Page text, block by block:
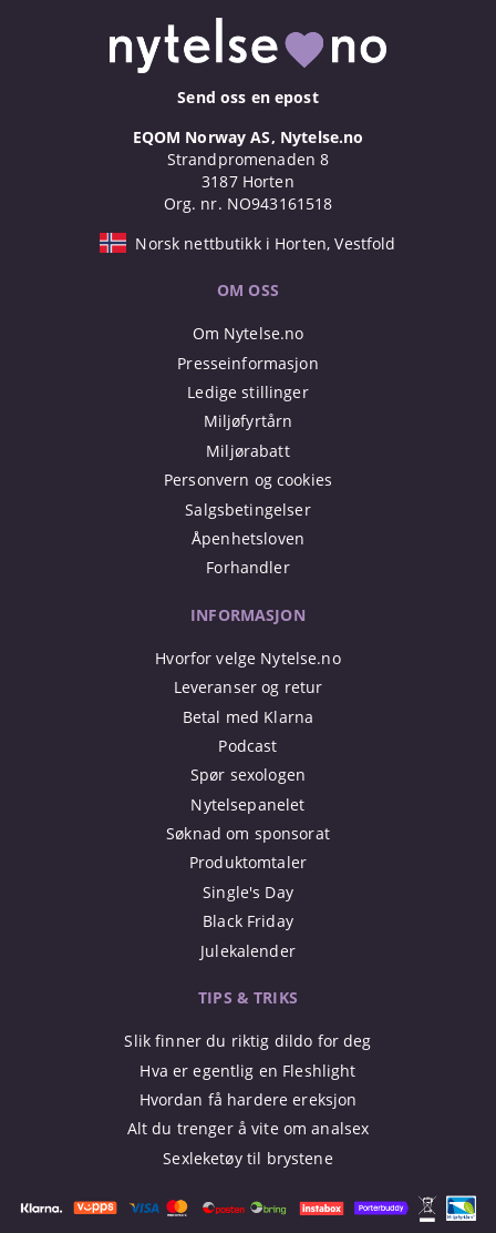
Send oss en epost
EQOM Norway AS, Nytelse.no
Strandpromenaden 8
3187 Horten
Org. nr. NO943161518
Norsk nettbutikk i Horten, Vestfold
OM OSS
Om Nytelse.no
Presseinformasjon
Ledige stillinger
Miljøfyrtårn
Miljørabatt
Personvern og cookies
Salgsbetingelser
Åpenhetsloven
Forhandler
INFORMASJON
Hvorfor velge Nytelse.no
Leveranser og retur
Betal med Klarna
Podcast
Spør sexologen
Nytelsepanelet
Søknad om sponsorat
Produktomtaler
Single's Day
Black Friday
Julekalender
TIPS & TRIKS
Slik finner du riktig dildo for deg
Hva er egentlig en Fleshlight
Hvordan få hardere ereksjon
Alt du trenger å vite om analsex
Sexleketøy til brystene